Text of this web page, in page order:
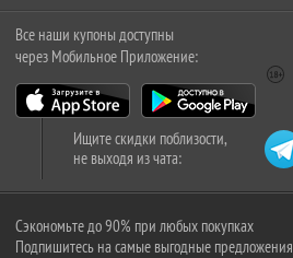
Все наши купоны доступны
через Мобильное Приложение:
Ищите скидки поблизости,
не выходя из чата:
Сэкономьте до 90% при любых покупках
Подпишитесь на самые выгодные предложения